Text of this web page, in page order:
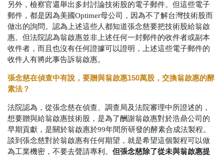
另外，檢察官還舉出多封討論技術股的電子郵件。但這些電子
郵件，都是因為美國Optimer母公司，因為不了解台灣技術股而
做出的詢問。認為上述這些人都知道張念慈要把技術股給翁啟
惠。但法院認為翁啟惠並非上述任何一封郵件的收件者或副本
收件者，而且也沒有任何證據可以證明，上述這些電子郵件的
收件人有將此事告訴翁啟惠。
張念慈在偵查中有說，要贈與翁啟惠150萬股，交換翁啟惠的酵
素法？
法院認為，從張念慈在偵查、調查局及法院審理中所證述的，
想要贈與給翁啟惠技術股，是為了酬謝翁啟惠對於浩鼎公司的
早期貢獻，是關於翁啟惠於99年間所研發的酵素合成法製程。
談到張念慈對於翁啟惠有任何期望，就是希望這個製程可以做
為工業機密，不要去聲請專利。 但張念慈除了從未與翁啟惠提